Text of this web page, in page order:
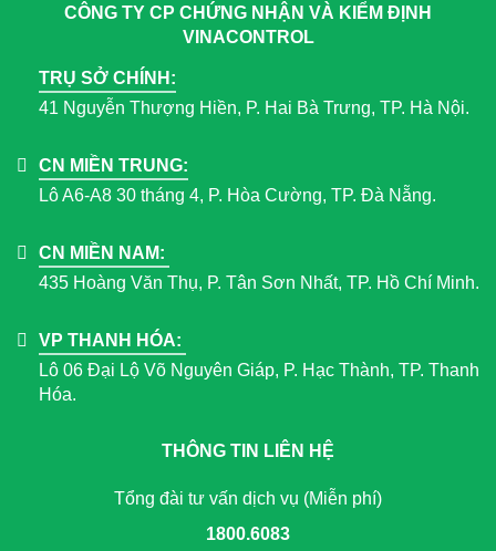
CÔNG TY CP CHỨNG NHẬN VÀ KIỂM ĐỊNH
VINACONTROL
TRỤ SỞ CHÍNH:
41 Nguyễn Thượng Hiền, P. Hai Bà Trưng, TP. Hà Nội.
CN MIỀN TRUNG:
Lô A6-A8 30 tháng 4, P. Hòa Cường, TP. Đà Nẵng.
CN MIỀN NAM:
435 Hoàng Văn Thụ, P. Tân Sơn Nhất, TP. Hồ Chí Minh.
VP THANH HÓA:
Lô 06 Đại Lộ Võ Nguyên Giáp, P. Hạc Thành, TP. Thanh
Hóa.
THÔNG TIN LIÊN HỆ
Tổng đài tư vấn dịch vụ (Miễn phí)
1800.6083